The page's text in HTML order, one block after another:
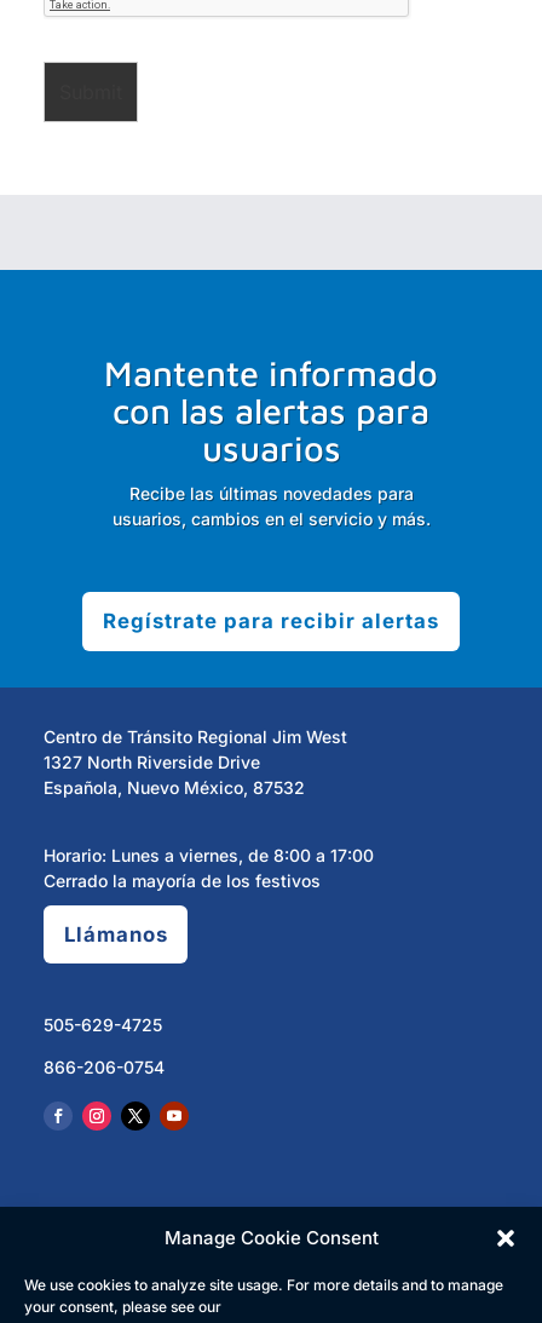
Manage Cookie Consent
We use cookies to analyze site usage. For more details and to manage
your consent, please see our
Mantente informado
con las alertas para
usuarios
Recibe las últimas novedades para
usuarios, cambios en el servicio y más.
Regístrate para recibir alertas
Centro de Tránsito Regional Jim West
1327 North Riverside Drive
Española, Nuevo México, 87532
Horario: Lunes a viernes, de 8:00 a 17:00
Cerrado la mayoría de los festivos
Llámanos
505-629-4725
866-206-0754
© 2023 North Central Regional Transit District | Todos
los derechos reservados